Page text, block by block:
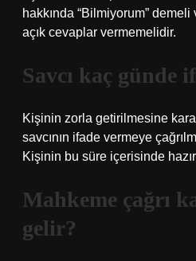
hakkında “Bilmiyorum” demeli
açık cevaplar vermemelidir.
Savcı kaç günde
Kişinin zorla getirilmesine
savcının ifade vermeye
Kişinin bu süre içerisinde
Mahkeme çağrı
gelir?